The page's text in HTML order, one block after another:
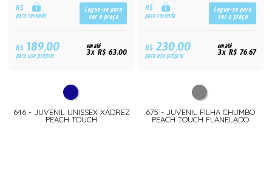
R$
para revenda
Logue-se para
ver o preço
R$189,00
para uso próprio
em até
3x R$ 63,00
646 - JUVENIL UNISSEX XADREZ
PEACH TOUCH
R$
para revenda
Logue-se para
ver o preço
R$230,00
para uso próprio
em até
3x R$ 76,67
675 - JUVENIL FILHA CHUMBO
PEACH TOUCH FLANELADO